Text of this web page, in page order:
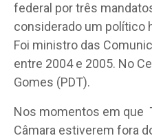
federal por três
considerado um político
Foi ministro das
entre 2004 e 2005. No
Gomes (PDT).
Nos momentos em que
Câmara estiverem fora